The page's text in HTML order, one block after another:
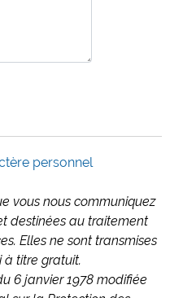
personnel
vous nous communiquez
destinées au traitement
Elles ne sont transmises
à titre gratuit.
6 janvier 1978 modifiée